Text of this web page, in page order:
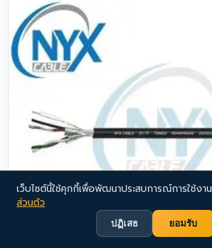
เว็บไซต์นี้ใช้คุกกี้เพื่อพัฒนาประสบการณ์การใช้งาน
ส่วนตัว
ปฏิเสธ ยอมรับ